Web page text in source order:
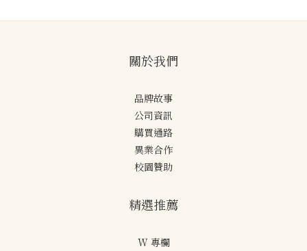
關於我們
品牌故事
公司資訊
購買通路
異業合作
校園贊助
精選推薦
W 專欄